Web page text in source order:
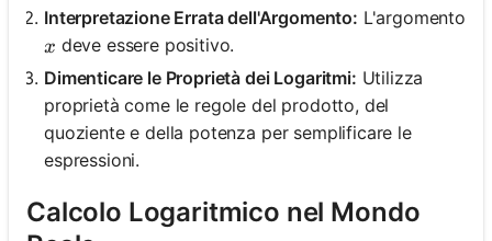
Interpretazione Errata dell'Argomento: L'argomento
x
x deve essere positivo.
Dimenticare le Proprietà dei Logaritmi: Utilizza
proprietà come le regole del prodotto, del
quoziente e della potenza per semplificare le
espressioni.
Calcolo Logaritmico nel Mondo